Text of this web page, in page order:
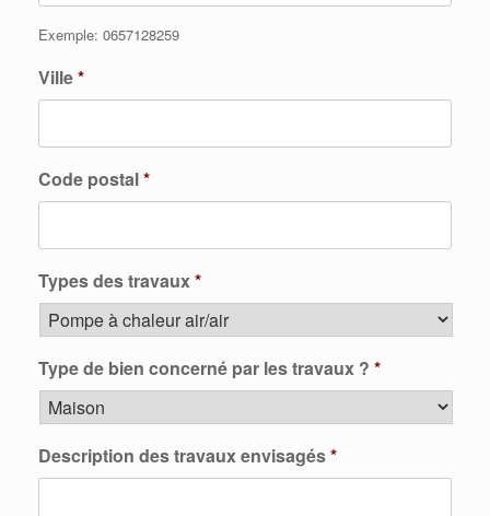
Exemple: 0657128259
Ville*
Code postal*
Types des travaux*
Type de bien concerné par les travaux ? *
Description des travaux envisagés*